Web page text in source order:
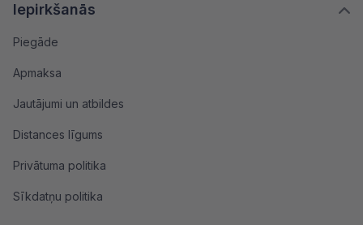
Iepirkšanās
Piegāde
Apmaksa
Jautājumi un atbildes
Distances līgums
Privātuma politika
Sīkdatņu politika